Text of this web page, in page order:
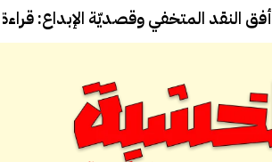
أفق النقد المتخفي وقصديّة الإبداع: قراءة